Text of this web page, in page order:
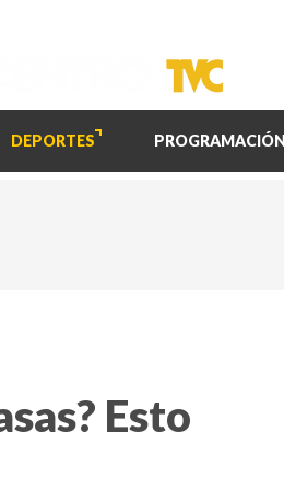
DEPORTES PROGRAMACIÓN
Esto